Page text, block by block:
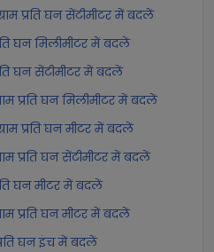
प्रति घन सेंटीमीटर में बदलें
घन मिलीमीटर में बदलें
घन सेंटीमीटर में बदलें
प्रति घन मिलीमीटर में बदलें
प्रति घन मीटर में बदलें
प्रति घन सेंटीमीटर में बदलें
घन मीटर में बदलें
प्रति घन मीटर में बदलें
घन इंच में बदलें